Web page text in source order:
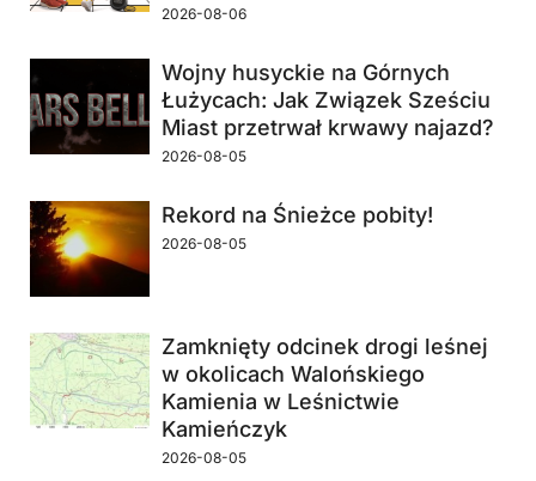
2026-08-06
Wojny husyckie na Górnych
Łużycach: Jak Związek Sześciu
Miast przetrwał krwawy najazd?
2026-08-05
Rekord na Śnieżce pobity!
2026-08-05
Zamknięty odcinek drogi leśnej
w okolicach Walońskiego
Kamienia w Leśnictwie
Kamieńczyk
2026-08-05